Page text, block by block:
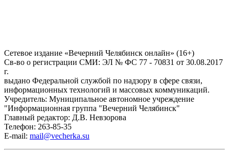
Сетевое издание «Вечерний Челябинск онлайн» (16+)
Cв-во о регистрации СМИ: ЭЛ № ФС 77 - 70831 от 30.08.2017
г.
выдано Федеральной службой по надзору в сфере связи,
информационных технологий и массовых коммуникаций.
Учредитель: Муниципальное автономное учреждение
"Информационная группа "Вечерний Челябинск"
Главный редактор: Д.В. Невзорова
Телефон: 263-85-35
E-mail: mail@vecherka.su